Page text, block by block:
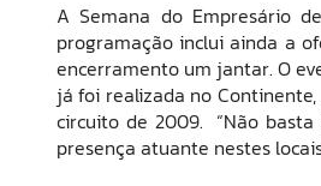
A Semana do Empresário
programação inclui ainda a
encerramento um jantar. O
já foi realizada no
circuito de 2009. “Não
presença atuante nestes